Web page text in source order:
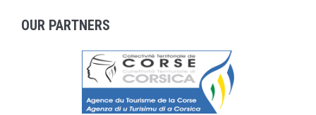
OUR PARTNERS